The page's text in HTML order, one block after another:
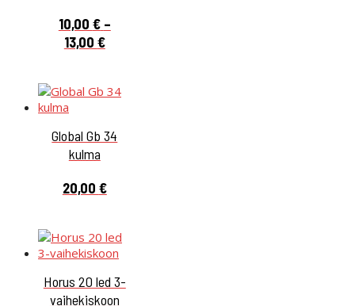
10,00 € –
13,00 €Hintaluokka:
13,00 €
Global Gb 34
kulma
20,00 €
Horus 20 led 3-
vaihekiskoon